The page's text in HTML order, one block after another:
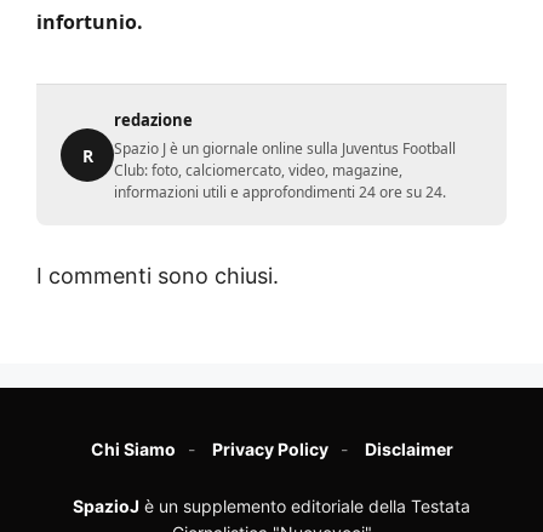
infortunio.
R
redazione
Spazio J è un giornale online sulla Juventus Football
Club: foto, calciomercato, video, magazine,
informazioni utili e approfondimenti 24 ore su 24.
I commenti sono chiusi.
Chi Siamo Privacy Policy Disclaimer
SpazioJ è un supplemento editoriale della Testata